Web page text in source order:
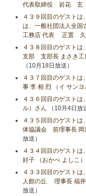
代表取締役 岩花 玄
４３９回目のゲストは
は、一般社団法人全
工務店 代表 正置 久
４３８回目のゲスト
支部 支部長 まさき
（10月18日放送）
４３７回目のゲスト
事 李 相 烈 （イ サンヨ
４３６回目のゲストは
ル）さん （10月4日放
４３５回目のゲストは
体協議会 前理事長
放送）
４３４回目のゲスト
好子 （おかべ よしこ
４３３回目のゲストは
人館の丘 理事長 福
放送）